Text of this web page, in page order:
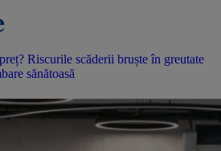
Riscurile scăderii bruște în greutate
sănătoasă